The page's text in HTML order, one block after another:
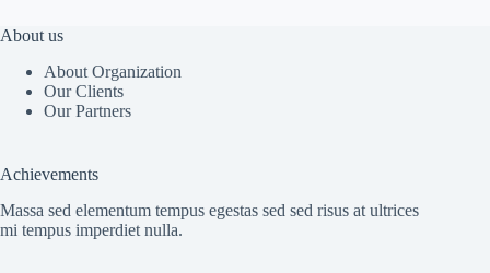
About us
About Organization
Our Clients
Our Partners
Achievements
Massa sed elementum tempus egestas sed sed risus at ultrices
mi tempus imperdiet nulla.